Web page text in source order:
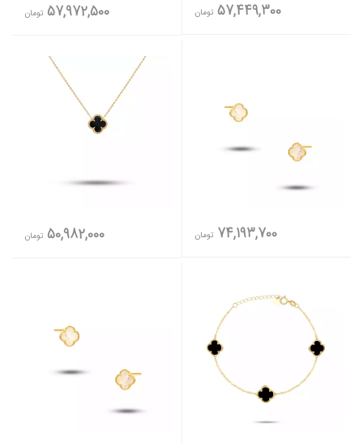
57,449,300 تومان 57,972,500 تومان
74,193,700 تومان 50,982,000 تومان